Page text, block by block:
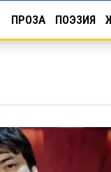
ПРОЗА ПОЭЗИЯ